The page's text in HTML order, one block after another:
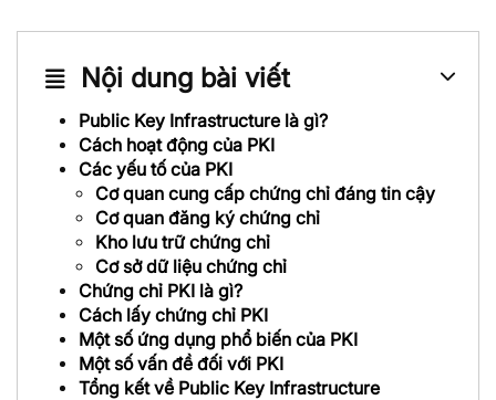
Nội dung bài viết
Public Key Infrastructure là gì?
Cách hoạt động của PKI
Các yếu tố của PKI
Cơ quan cung cấp chứng chỉ đáng tin cậy
Cơ quan đăng ký chứng chỉ
Kho lưu trữ chứng chỉ
Cơ sở dữ liệu chứng chỉ
Chứng chỉ PKI là gì?
Cách lấy chứng chỉ PKI
Một số ứng dụng phổ biến của PKI
Một số vấn đề đối với PKI
Tổng kết về Public Key Infrastructure